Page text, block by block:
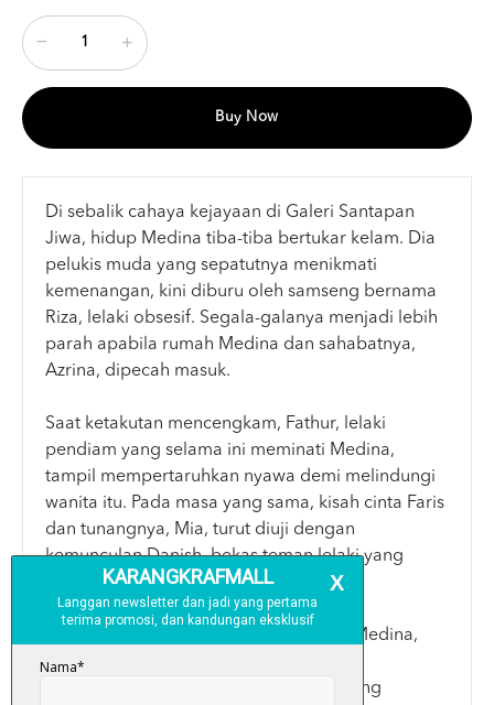
Buy Now
Di sebalik cahaya kejayaan di Galeri Santapan
Jiwa, hidup Medina tiba-tiba bertukar kelam. Dia
pelukis muda yang sepatutnya menikmati
kemenangan, kini diburu oleh samseng bernama
Riza, lelaki obsesif. Segala-galanya menjadi lebih
parah apabila rumah Medina dan sahabatnya,
Azrina, dipecah masuk.
Saat ketakutan mencengkam, Fathur, lelaki
pendiam yang selama ini meminati Medina,
tampil mempertaruhkan nyawa demi melindungi
wanita itu. Pada masa yang sama, kisah cinta Faris
dan tunangnya, Mia, turut diuji dengan
kemunculan Danish, bekas teman lelaki yang
mahu memiliki Mia semula.
Saat memilih gaun di butik pengantin, Medina,
Fathur, Mia dan Faris dikejutkan dengan
kemunculan sekumpulan lelaki asing yang